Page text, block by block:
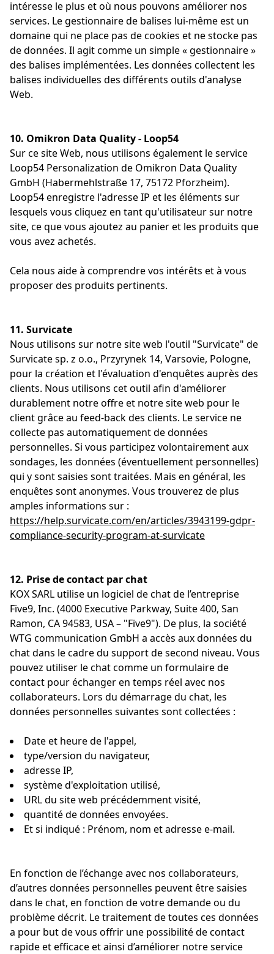
intéresse le plus et où nous pouvons améliorer nos
services. Le gestionnaire de balises lui-même est un
domaine qui ne place pas de cookies et ne stocke pas
de données. Il agit comme un simple « gestionnaire »
des balises implémentées. Les données collectent les
balises individuelles des différents outils d'analyse
Web.
10. Omikron Data Quality - Loop54
Sur ce site Web, nous utilisons également le service
Loop54 Personalization de Omikron Data Quality
GmbH (Habermehlstraße 17, 75172 Pforzheim).
Loop54 enregistre l'adresse IP et les éléments sur
lesquels vous cliquez en tant qu'utilisateur sur notre
site, ce que vous ajoutez au panier et les produits que
vous avez achetés.
Cela nous aide à comprendre vos intérêts et à vous
proposer des produits pertinents.
11. Survicate
Nous utilisons sur notre site web l'outil "Survicate" de
Survicate sp. z o.o., Przyrynek 14, Varsovie, Pologne,
pour la création et l'évaluation d'enquêtes auprès des
clients. Nous utilisons cet outil afin d'améliorer
durablement notre offre et notre site web pour le
client grâce au feed-back des clients. Le service ne
collecte pas automatiquement de données
personnelles. Si vous participez volontairement aux
sondages, les données (éventuellement personnelles)
qui y sont saisies sont traitées. Mais en général, les
enquêtes sont anonymes. Vous trouverez de plus
amples informations sur :
https://help.survicate.com/en/articles/3943199-gdpr-
compliance-security-program-at-survicate
12. Prise de contact par chat
KOX SARL utilise un logiciel de chat de l’entreprise
Five9, Inc. (4000 Executive Parkway, Suite 400, San
Ramon, CA 94583, USA – "Five9"). De plus, la société
WTG communication GmbH a accès aux données du
chat dans le cadre du support de second niveau. Vous
pouvez utiliser le chat comme un formulaire de
contact pour échanger en temps réel avec nos
collaborateurs. Lors du démarrage du chat, les
données personnelles suivantes sont collectées :
Date et heure de l'appel,
type/version du navigateur,
adresse IP,
système d'exploitation utilisé,
URL du site web précédemment visité,
quantité de données envoyées.
Et si indiqué : Prénom, nom et adresse e-mail.
En fonction de l’échange avec nos collaborateurs,
d’autres données personnelles peuvent être saisies
dans le chat, en fonction de votre demande ou du
problème décrit. Le traitement de toutes ces données
a pour but de vous offrir une possibilité de contact
rapide et efficace et ainsi d’améliorer notre service